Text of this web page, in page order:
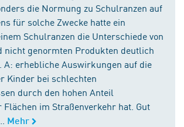
die Normung zu Schulranzen auf
für solche Zwecke hatte ein
Schulranzen die Unterschiede von
nicht genormten Produkten deutlich
A: erhebliche Auswirkungen auf die
Kinder bei schlechten
durch den hohen Anteil
im Straßenverkehr hat. Gut
Mehr